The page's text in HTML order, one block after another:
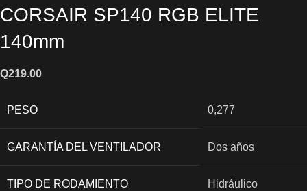
CORSAIR SP140 RGB ELITE
140mm
Q219.00
PESO 0,277
GARANTÍA DEL VENTILADOR Dos años
TIPO DE RODAMIENTO Hidráulico